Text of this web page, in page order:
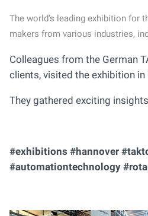
The world’s leading exhibition for
makers from various industries,
Colleagues from the German
clients, visited the exhibition
They gathered exciting
#exhibitions #hannover
#automationtechnology